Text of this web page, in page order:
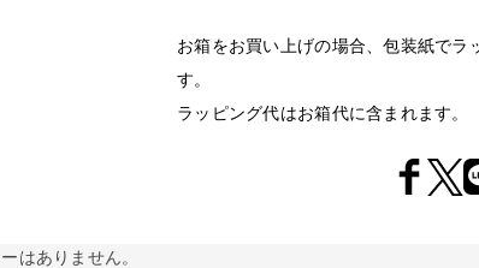
お箱をお買い上げの場合、包装紙でラ
す。
ラッピング代はお箱代に含まれます。
はありません。